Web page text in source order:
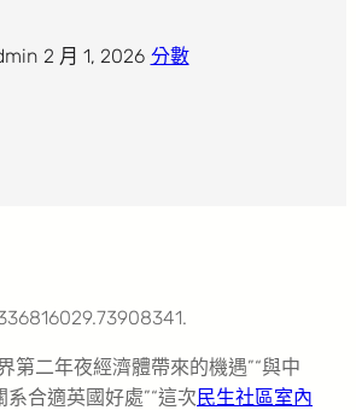
· 2 月 1, 2026· 分數
第二年夜經濟體帶來的機遇”“與中
合適英國好處”“這次 民生社區室內